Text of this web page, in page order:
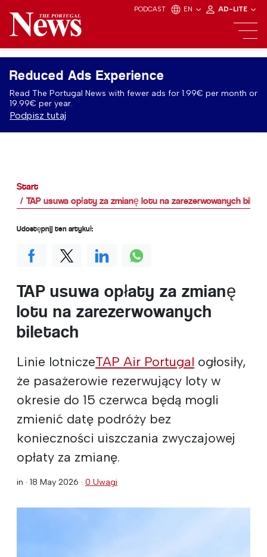
PODCAST EN AD-LITE
Reduced Ads Experience
Read The Portugal News with fewer ads for 1.99€ per month or
19.99€ per year.
Podpisz tutaj
Start
TAP usuwa opłaty za zmianę lotu na zarezerwowanych
TAP usuwa opłaty za zmianę
lotu na zarezerwowanych
biletach
Linie lotniczeTAP Air Portugal ogłosiły,
że pasażerowie rezerwujący loty w
okresie do 15 czerwca będą mogli
zmienić datę podróży bez
konieczności uiszczania zwyczajowej
opłaty za zmianę.
in · 18 May 2026 · 0 Uwagi
Udostępnij ten artykuł: